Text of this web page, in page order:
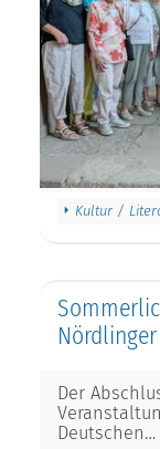
Kultur /
Der
Deutschen…